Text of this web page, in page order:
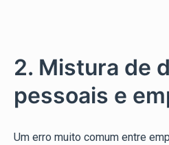
2. Mistura de
pessoais e
Um erro muito comum entre